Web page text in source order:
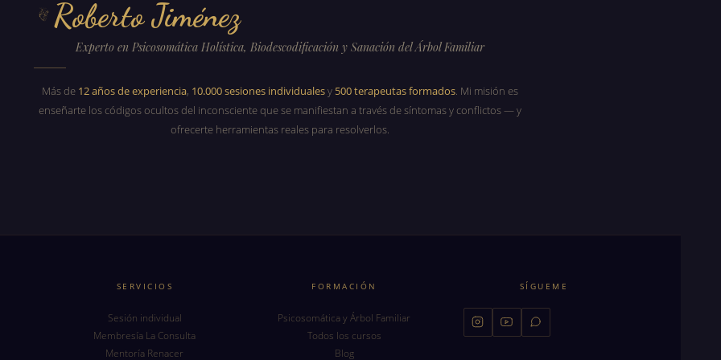
Roberto Jiménez
Experto en Psicosomática Holística, Biodescodificación y Sanación del Árbol Familiar
Más de 12 años de experiencia, 10.000 sesiones individualesy 500 terapeutas formados. Mi misión es
enseñarte los códigos ocultos del inconsciente que se manifiestan a través de síntomas y conflictos — y
ofrecerte herramientas reales para resolverlos.
SERVICIOS
Sesión individual
Membresía La Consulta
Mentoría Renacer
FORMACIÓN
Psicosomática y Árbol Familiar
Todos los cursos
Blog
SÍGUEME